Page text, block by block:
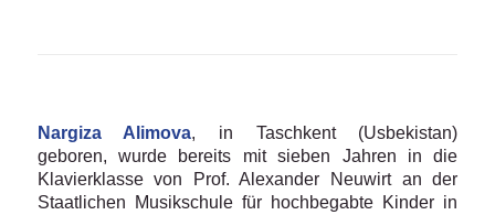
Nargiza Alimova, in Taschkent (Usbekistan)
geboren, wurde bereits mit sieben Jahren in die
Klavierklasse von Prof. Alexander Neuwirt an der
Staatlichen Musikschule für hochbegabte Kinder in